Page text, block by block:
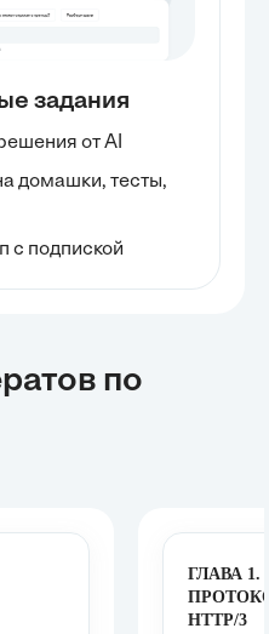
задания
от AI
домашки, тесты,
с подпиской
по
ГЛАВА
HTTP/3